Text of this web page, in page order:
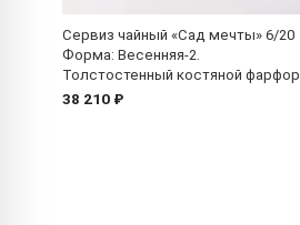
Сервиз чайный «Сад мечты» 6/20
Форма: Весенняя-2.
Толстостенный костяной фарфор
38 210 ₽